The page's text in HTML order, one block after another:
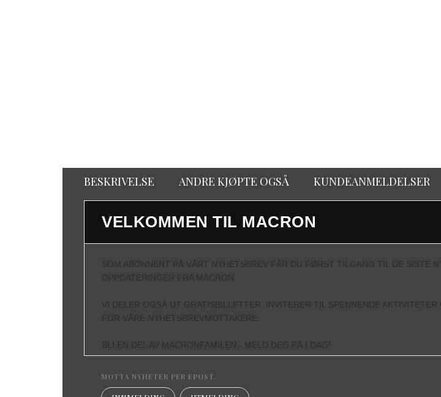
BESKRIVELSE ANDRE KJØPTE OGSÅ KUNDEANMELDELSER
VELKOMMEN TIL MACRON
SOM ABONNENT PÅ VÅRT NYHETSBREV FÅR DU FØRST TILGANG TIL DE SISTE
OPPDATERINGER FRA MACRON.
VI DELER OGSÅ UT GRATISBILLETTER, INVITERER TIL SPENNENDE
FOR VÅRE NYHETSBREVMOTTAKERE.
BLI EN DEL AV MACRONFAMILEN - MELD DEG PÅ I DAG!
MOTTA NYHETER PER EPOST.